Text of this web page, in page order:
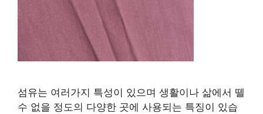
섬유는 여러가지 특성이 있으며 생활이나 삶에서 뗄
수 없을 정도의 다양한 곳에 사용되는 특징이 있습